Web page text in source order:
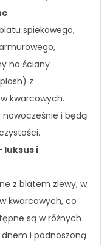
spiekowego,
na ściany
z
kwarcowych.
nowocześnie i będą
luksus i
z blatem zlewy, w
kwarcowych, co
są w różnych
i podnoszoną